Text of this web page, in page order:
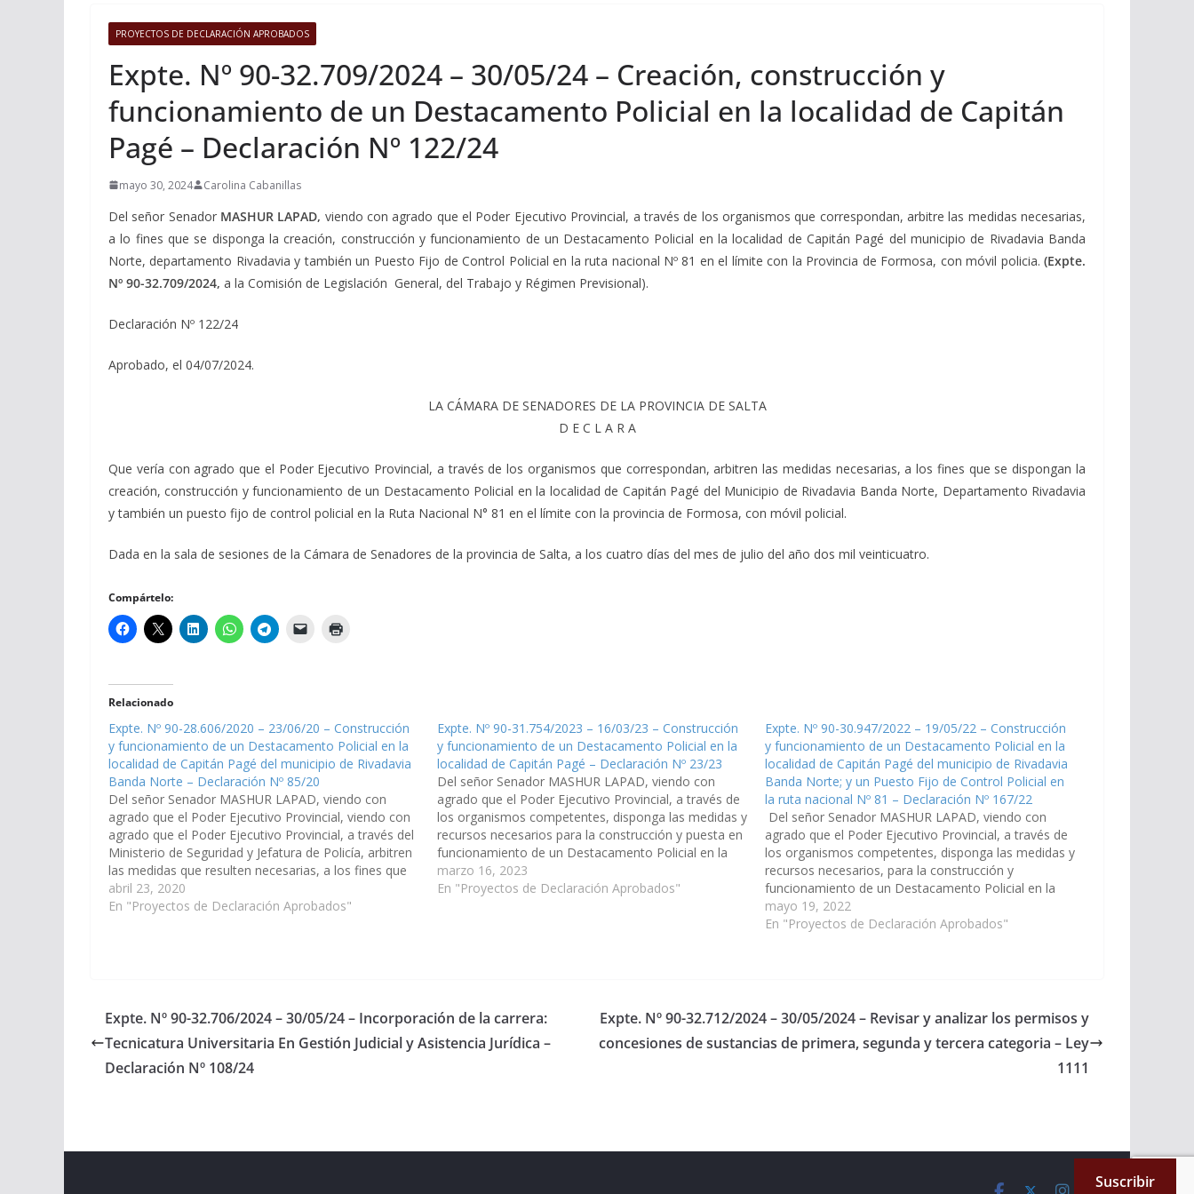
PROYECTOS DE DECLARACIÓN APROBADOS
Expte. Nº 90-32.709/2024 – 30/05/24 – Creación, construcción y
funcionamiento de un Destacamento Policial en la localidad de Capitán
Pagé – Declaración Nº 122/24
mayo 30, 2024 Carolina Cabanillas
Del señor Senador MASHUR LAPAD, viendo con agrado que el Poder Ejecutivo Provincial, a través de los organismos que correspondan, arbitre las medidas necesarias,
a lo fines que se disponga la creación, construcción y funcionamiento de un Destacamento Policial en la localidad de Capitán Pagé del municipio de Rivadavia Banda
Norte, departamento Rivadavia y también un Puesto Fijo de Control Policial en la ruta nacional Nº 81 en el límite con la Provincia de Formosa, con móvil policia. (Expte.
Nº 90-32.709/2024, a la Comisión de Legislación General, del Trabajo y Régimen Previsional).
Declaración Nº 122/24
Aprobado, el 04/07/2024.
LA CÁMARA DE SENADORES DE LA PROVINCIA DE SALTA
D E C L A R A
Que vería con agrado que el Poder Ejecutivo Provincial, a través de los organismos que correspondan, arbitren las medidas necesarias, a los fines que se dispongan la
creación, construcción y funcionamiento de un Destacamento Policial en la localidad de Capitán Pagé del Municipio de Rivadavia Banda Norte, Departamento Rivadavia
y también un puesto fijo de control policial en la Ruta Nacional N° 81 en el límite con la provincia de Formosa, con móvil policial.
Dada en la sala de sesiones de la Cámara de Senadores de la provincia de Salta, a los cuatro días del mes de julio del año dos mil veinticuatro.
Compártelo:
Relacionado
Expte. Nº 90-28.606/2020 – 23/06/20 – Construcción
y funcionamiento de un Destacamento Policial en la
localidad de Capitán Pagé del municipio de Rivadavia
Banda Norte – Declaración Nº 85/20
Del señor Senador MASHUR LAPAD, viendo con
agrado que el Poder Ejecutivo Provincial, viendo con
agrado que el Poder Ejecutivo Provincial, a través del
Ministerio de Seguridad y Jefatura de Policía, arbitren
las medidas que resulten necesarias, a los fines que
se disponga la obra de construcción y
funcionamiento de un…
abril 23, 2020
En "Proyectos de Declaración Aprobados"
Expte. Nº 90-31.754/2023 – 16/03/23 – Construcción
y funcionamiento de un Destacamento Policial en la
localidad de Capitán Pagé – Declaración Nº 23/23
Del señor Senador MASHUR LAPAD, viendo con
agrado que el Poder Ejecutivo Provincial, a través de
los organismos competentes, disponga las medidas y
recursos necesarios para la construcción y puesta en
funcionamiento de un Destacamento Policial en la
localidad de Capitán Pagé - municipio de Rivadavia
Banda Norte - departamento Rivadavia;…
marzo 16, 2023
En "Proyectos de Declaración Aprobados"
Expte. Nº 90-30.947/2022 – 19/05/22 – Construcción
y funcionamiento de un Destacamento Policial en la
localidad de Capitán Pagé del municipio de Rivadavia
Banda Norte; y un Puesto Fijo de Control Policial en
la ruta nacional Nº 81 – Declaración Nº 167/22
Del señor Senador MASHUR LAPAD, viendo con
agrado que el Poder Ejecutivo Provincial, a través de
los organismos competentes, disponga las medidas y
recursos necesarios, para la construcción y
funcionamiento de un Destacamento Policial en la
localidad de Capitán Pagé del municipio de Rivadavia
Banda Norte; y de un Puesto Fijo…
mayo 19, 2022
En "Proyectos de Declaración Aprobados"
Expte. Nº 90-32.706/2024 – 30/05/24 – Incorporación de la carrera:
Tecnicatura Universitaria En Gestión Judicial y Asistencia Jurídica –
Declaración Nº 108/24
Expte. Nº 90-32.712/2024 – 30/05/2024 – Revisar y analizar los permisos y
concesiones de sustancias de primera, segunda y tercera categoria – Ley
1111
Suscribir